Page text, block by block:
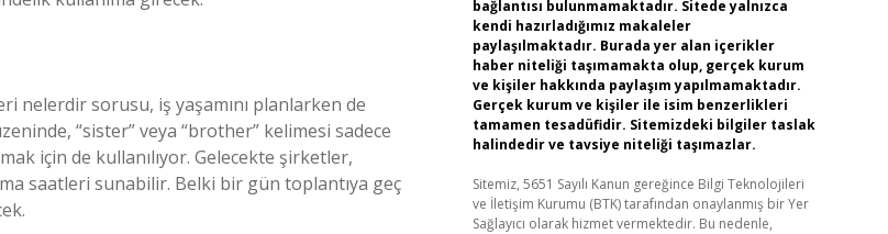
nelerdir sorusu, iş yaşamını planlarken de
“sister” veya “brother” kelimesi sadece
için de kullanılıyor. Gelecekte şirketler,
saatleri sunabilir. Belki bir gün toplantıya geç
bağlantısı bulunmamaktadır. Sitede yalnızca
kendi hazırladığımız makaleler
paylaşılmaktadır. Burada yer alan içerikler
haber niteliği taşımamakta olup, gerçek kurum
ve kişiler hakkında paylaşım yapılmamaktadır.
Gerçek kurum ve kişiler ile isim benzerlikleri
tamamen tesadüfidir. Sitemizdeki bilgiler taslak
halindedir ve tavsiye niteliği taşımazlar.
Sitemiz, 5651 Sayılı Kanun gereğince Bilgi Teknolojileri
ve İletişim Kurumu (BTK) tarafından onaylanmış bir Yer
Sağlayıcı olarak hizmet vermektedir. Bu nedenle,